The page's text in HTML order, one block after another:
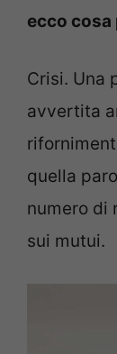
ecco cosa
Crisi. Una
avvertita
quella
numero di
sui mutui.